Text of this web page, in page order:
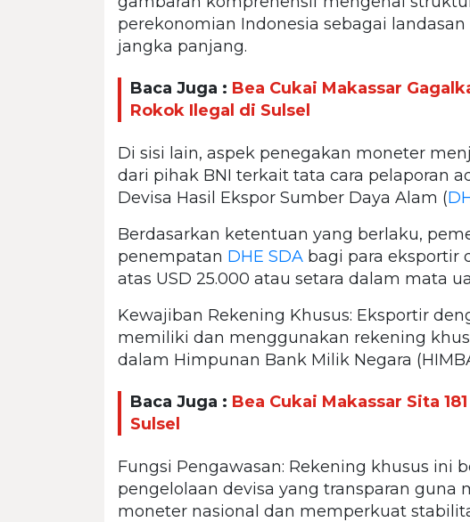
perekonomian Indonesia sebagai
jangka panjang.
Baca Juga : Bea Cukai Makassar
Rokok Ilegal di Sulsel
Di sisi lain, aspek penegakan moneter
dari pihak BNI terkait tata cara pelaporan
Devisa Hasil Ekspor Sumber Daya Alam (
Berdasarkan ketentuan yang berlaku,
penempatan DHE SDA bagi para eksportir
atas USD 25.000 atau setara dalam mata
Kewajiban Rekening Khusus: Eksportir
memiliki dan menggunakan rekening
dalam Himpunan Bank Milik Negara
Baca Juga : Bea Cukai Makassar Sita
Sulsel
Fungsi Pengawasan: Rekening khusus ini
pengelolaan devisa yang transparan
moneter nasional dan memperkuat